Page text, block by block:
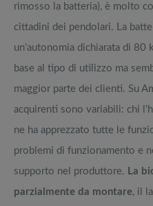
rimosso la batteria), è molto
cittadini dei pendolari. La
un’autonomia dichiarata di
base al tipo di utilizzo ma
maggior parte dei clienti. Su
acquirenti sono variabili: chi
ne ha apprezzato tutte le
problemi di funzionamento e
supporto nel produttore. La
parzialmente da montare, il